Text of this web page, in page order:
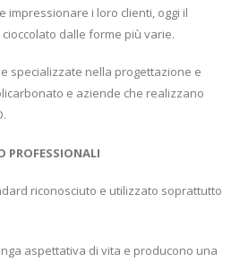
impressionare i loro clienti, oggi il
dalle forme più varie.
specializzate nella progettazione e
e aziende che realizzano
PROFESSIONALI
riconosciuto e utilizzato soprattutto
aspettativa di vita e producono una